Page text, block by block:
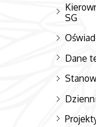
SG
Dane